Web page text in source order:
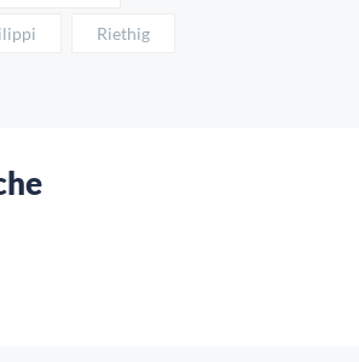
Riethig